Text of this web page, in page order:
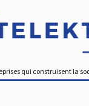
qui construisent la